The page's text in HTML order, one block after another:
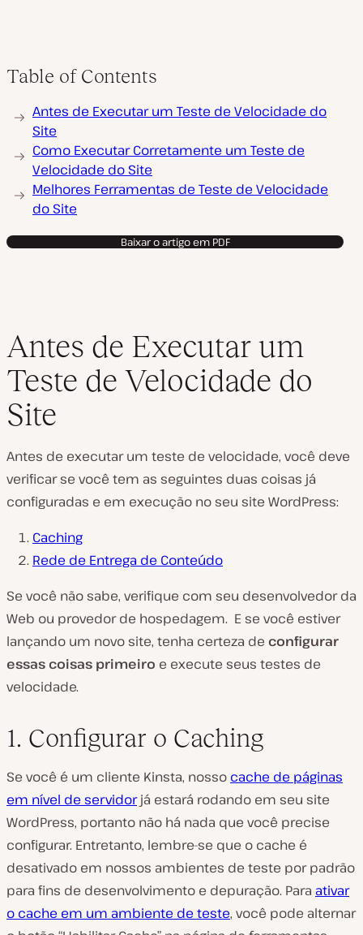
Table of Contents
Antes de Executar um Teste de Velocidade do
Site
Como Executar Corretamente um Teste de
Velocidade do Site
Melhores Ferramentas de Teste de Velocidade
do Site
Baixar o artigo em PDF
Antes de Executar um
Teste de Velocidade do
Site
Antes de executar um teste de velocidade, você deve
verificar se você tem as seguintes duas coisas já
configuradas e em execução no seu site WordPress:
Caching
Rede de Entrega de Conteúdo
Se você não sabe, verifique com seu desenvolvedor da
Web ou provedor de hospedagem. E se você estiver
lançando um novo site, tenha certeza de configurar
essas coisas primeiro e execute seus testes de
velocidade.
1. Configurar o Caching
Se você é um cliente Kinsta, nosso cache de páginas
em nível de servidorjá estará rodando em seu site
WordPress, portanto não há nada que você precise
configurar. Entretanto, lembre-se que o cache é
desativado em nossos ambientes de teste por padrão
para fins de desenvolvimento e depuração. Para ativar
o cache em um ambiente de teste, você pode alternar